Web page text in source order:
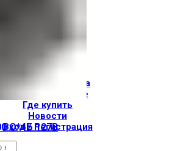
Контакты
Доставка и оплата
О торговой марке
Где купить
Новости
Вход / Регистрация
О*4Б 127В